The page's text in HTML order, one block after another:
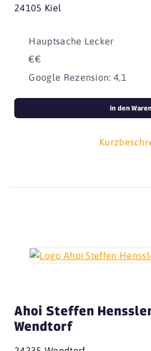
24105 Kiel
Hauptsache Lecker
€€
Google Rezension: 4,1
in den
Ahoi Steffen
Wendtorf